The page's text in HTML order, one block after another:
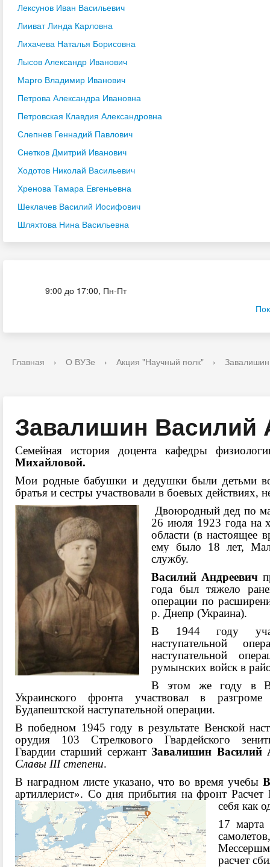
Лексунов Иван Васильевич
Лииват Линда Карловна
Лихачева Наталья Борисовна
Лысов Александр Иванович
Марго Владимир Иванович
Петрова Александра Ивановна
Петровская Клавдия Александровна
Слепнев Геннадий Павлович
Снетков Дмитрий Иванович
Ходотов Николай Васильевич
Хренова Тамара Евгеньевна
Шеклачев Василий Иосифович
Шляхтова Нина Васильевна
9:00 до 17:00, Пн-Пт
Главная › О ВУЗе › Акция "Научный полк" ›
Завалишин Василий
Семейная история доцента кафедры
Михайловой.
Мои родные бабушки и дедушки были детьми
братья и сестры участвовали в боевых действиях,
Двоюродный дед по
26 июля 1923 года на
области (в настоящее
ему было 18 лет,
службу.
Василий Андреевич
года был тяжело
операции по
р. Днепр (Украина).
В 1944 году уч
наступательной
наступательной
румынских войск в
В этом же году в
Украинского фронта участвовал в
Будапештской наступательной операции.
В победном 1945 году в результате Венской
орудия 103 Стрелкового Гвардейского
Гвардии старший сержантЗавалишин Василий
Славы IIIстепени.
В наградном листе указано, что во время учебы
артиллерист». Со дня прибытия на фронт Расчет
себя как
17 марта
расчет